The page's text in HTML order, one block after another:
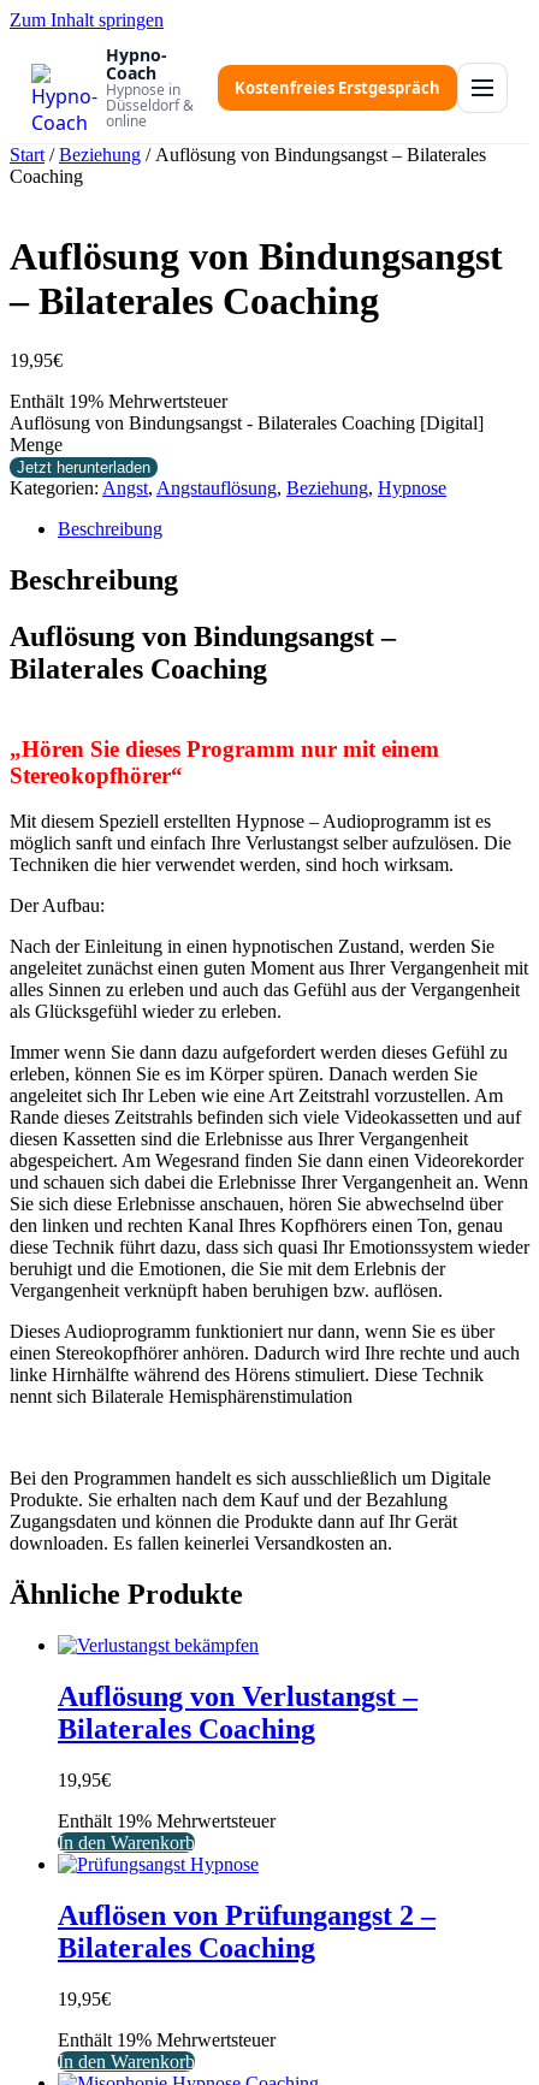
Zum Inhalt springen
Hypno-
Coach
Hypnose in
Düsseldorf &
online
Kostenfreies Erstgespräch
Start /Beziehung / Auflösung von Bindungsangst – Bilaterales
Coaching
Auflösung von Bindungsangst
– Bilaterales Coaching
19,95€
Enthält 19% Mehrwertsteuer
Auflösung von Bindungsangst - Bilaterales Coaching [Digital]
Menge
Jetzt herunterladen
Kategorien: Angst, Angstauflösung, Beziehung, Hypnose
Beschreibung
Beschreibung
Auflösung von Bindungsangst –
Bilaterales Coaching
„Hören Sie dieses Programm nur mit einem
Stereokopfhörer“
Mit diesem Speziell erstellten Hypnose – Audioprogramm ist es
möglich sanft und einfach Ihre Verlustangst selber aufzulösen. Die
Techniken die hier verwendet werden, sind hoch wirksam.
Der Aufbau:
Nach der Einleitung in einen hypnotischen Zustand, werden Sie
angeleitet zunächst einen guten Moment aus Ihrer Vergangenheit mit
alles Sinnen zu erleben und auch das Gefühl aus der Vergangenheit
als Glücksgefühl wieder zu erleben.
Immer wenn Sie dann dazu aufgefordert werden dieses Gefühl zu
erleben, können Sie es im Körper spüren. Danach werden Sie
angeleitet sich Ihr Leben wie eine Art Zeitstrahl vorzustellen. Am
Rande dieses Zeitstrahls befinden sich viele Videokassetten und auf
diesen Kassetten sind die Erlebnisse aus Ihrer Vergangenheit
abgespeichert. Am Wegesrand finden Sie dann einen Videorekorder
und schauen sich dabei die Erlebnisse Ihrer Vergangenheit an. Wenn
Sie sich diese Erlebnisse anschauen, hören Sie abwechselnd über
den linken und rechten Kanal Ihres Kopfhörers einen Ton, genau
diese Technik führt dazu, dass sich quasi Ihr Emotionssystem wieder
beruhigt und die Emotionen, die Sie mit dem Erlebnis der
Vergangenheit verknüpft haben beruhigen bzw. auflösen.
Dieses Audioprogramm funktioniert nur dann, wenn Sie es über
einen Stereokopfhörer anhören. Dadurch wird Ihre rechte und auch
linke Hirnhälfte während des Hörens stimuliert. Diese Technik
nennt sich Bilaterale Hemisphärenstimulation
Bei den Programmen handelt es sich ausschließlich um Digitale
Produkte. Sie erhalten nach dem Kauf und der Bezahlung
Zugangsdaten und können die Produkte dann auf Ihr Gerät
downloaden. Es fallen keinerlei Versandkosten an.
Ähnliche Produkte
Auflösung von Verlustangst –
Bilaterales Coaching
19,95€
Enthält 19% Mehrwertsteuer
In den Warenkorb
Auflösen von Prüfungangst 2 –
Bilaterales Coaching
19,95€
Enthält 19% Mehrwertsteuer
In den Warenkorb